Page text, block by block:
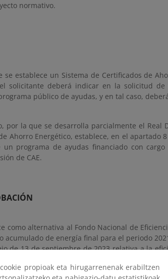
normativo.
establece un Sistema de Certificados de
solicitante deberá indicar en la solicitud de
público de ayudas, y en tal caso,
por la que se desarrolla parcialmente el Real
Ahorro Energético, establece, en el apartado
programa de ayudas financiado con cargo
de CAE.
como alternativa al Fondo Nacional de
de energía final para el periodo
de 13 de septiembre de 2023 relativa a la
propioak eta hirugarrenenak erabiltzen